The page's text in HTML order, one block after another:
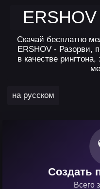
Скачай бесплатно
ERSHOV - Разорви,
в качестве
на русском
Создать
Всего